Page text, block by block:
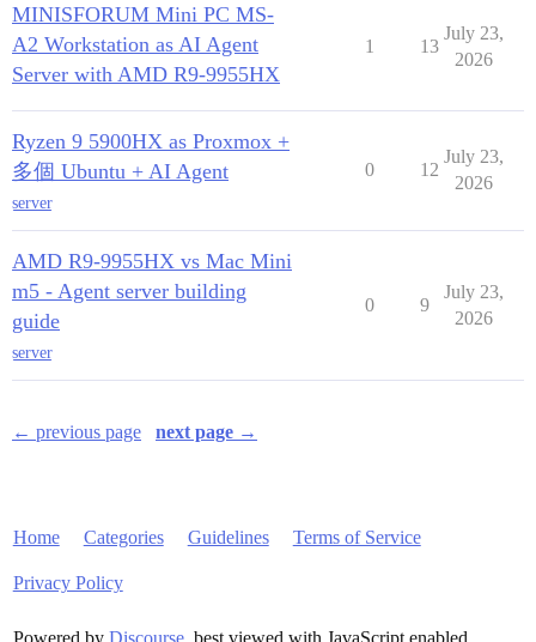
MINISFORUM Mini PC MS-
A2 Workstation as AI Agent
Server with AMD R9-9955HX
1 13
July 23,
2026
Ryzen 9 5900HX as Proxmox +
多個 Ubuntu + AI Agent
server
0 12
July 23,
2026
AMD R9-9955HX vs Mac Mini
m5 - Agent server building
guide
server
0 9
July 23,
2026
← previous page next page →
Home Categories Guidelines Terms of Service
Privacy Policy
Powered by Discourse, best viewed with JavaScript enabled